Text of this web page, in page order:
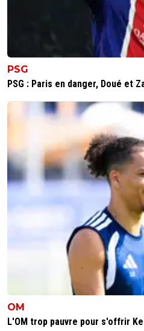
PSG
PSG : Paris en danger, Doué et
OM
L'OM trop pauvre pour s'offrir